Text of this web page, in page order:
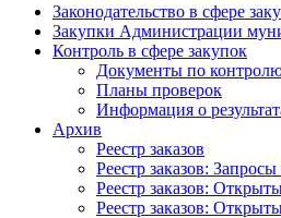
Законодательство в сфере
Закупки Администрации
Контроль в сфере закупок
Документы по
Планы проверок
Информация о
Архив
Реестр заказов
Реестр заказов:
Реестр заказов:
Реестр заказов: